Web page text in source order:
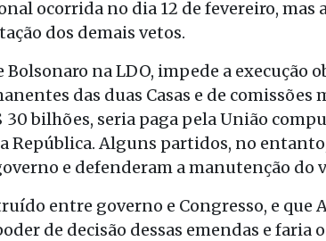
ocorrida no dia 12 de fevereiro,
dos demais vetos.
Bolsonaro na LDO, impede a execução
das duas Casas e de comissões
30 bilhões, seria paga pela União
República. Alguns partidos, no
e defenderam a manutenção do
entre governo e Congresso, e que
de decisão dessas emendas e faria